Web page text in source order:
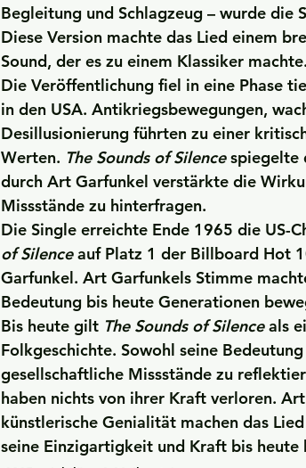
Begleitung und Schlagzeug – wurde
Diese Version machte das Lied einem
Sound, der es zu einem Klassiker machte.
Die Veröffentlichung fiel in eine Phase
in den USA. Antikriegsbewegungen,
Desillusionierung führten zu einer
Werten. The Sounds of Silence spiegelte
durch Art Garfunkel verstärkte die
Missstände zu hinterfragen.
Die Single erreichte Ende 1965 die US-
of Silence auf Platz 1 der Billboard Hot
Garfunkel. Art Garfunkels Stimme
Bedeutung bis heute Generationen
Bis heute gilt The Sounds of Silence als
Folkgeschichte. Sowohl seine
gesellschaftliche Missstände zu
haben nichts von ihrer Kraft verloren.
künstlerische Genialität machen das
seine Einzigartigkeit und Kraft bis heute